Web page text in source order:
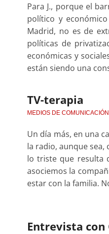
Para J., porque el
político y
Madrid, no es de
políticas de
económicas y
están siendo una
TV-terapia
MEDIOS DE COMUNICACIÓN
Un día más, en una
la radio, aunque
lo triste que resulta
asociemos la
estar con la familia.
Entrevista